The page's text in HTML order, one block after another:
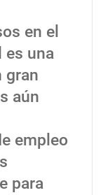
en el
es una
gran
aún
empleo
para